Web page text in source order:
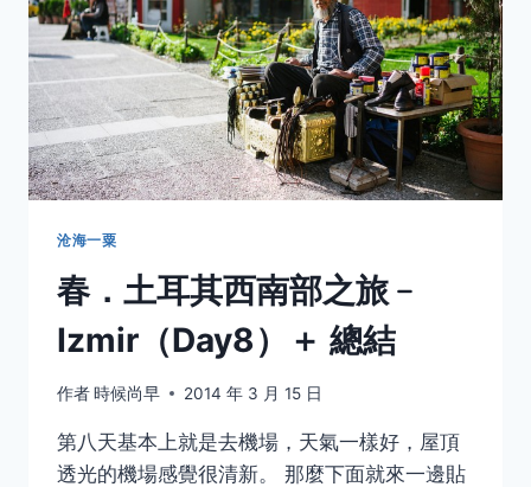
WILL
GOODAN
沧海一粟
春．土耳其西南部之旅﹣
Izmir（Day8）＋ 總結
作者時候尚早 2014 年 3 月 15 日
第八天基本上就是去機場，天氣一樣好，屋頂
透光的機場感覺很清新。 那麼下面就來一邊貼